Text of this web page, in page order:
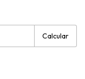
Calcular